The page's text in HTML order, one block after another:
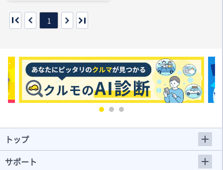
1
トップ
サポート